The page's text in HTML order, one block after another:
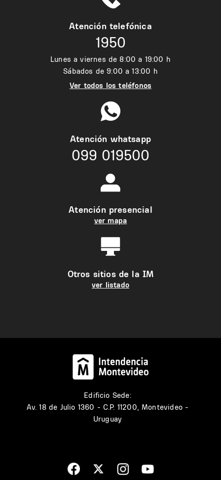
Atención telefónica
1950
Lunes a viernes de 8:00 a 19:00 h
Sábados de 9:00 a 13:00 h
Ver todos los teléfonos
Atención whatsapp
099 019500
Atención presencial
ver mapa
Otros sitios de la IM
ver listado
Edificio Sede:
Av. 18 de Julio 1360 - C.P. 11200, Montevideo -
Uruguay